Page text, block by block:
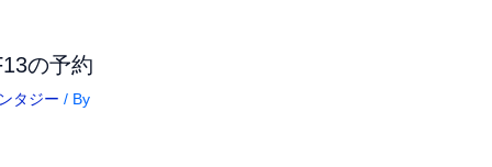
の予約
タジー / By